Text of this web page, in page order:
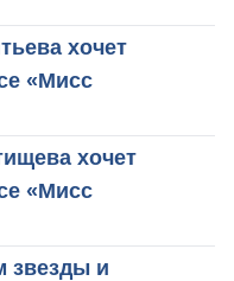
хочет
«Мисс
хочет
«Мисс
звезды и